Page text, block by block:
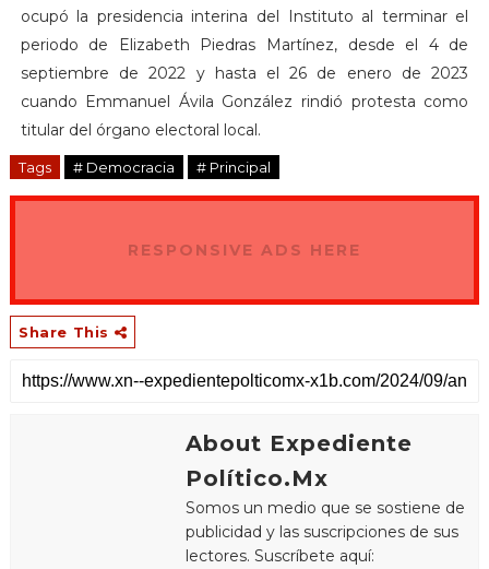
ocupó la presidencia interina del Instituto al terminar el
periodo de Elizabeth Piedras Martínez, desde el 4 de
septiembre de 2022 y hasta el 26 de enero de 2023
cuando Emmanuel Ávila González rindió protesta como
titular del órgano electoral local.
Tags # Democracia # Principal
RESPONSIVE ADS HERE
Share This
About Expediente
Político.Mx
Somos un medio que se sostiene de
publicidad y las suscripciones de sus
lectores. Suscríbete aquí: